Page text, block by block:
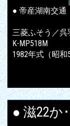
● 帝産湖南交通
三菱ふそう／呉
K-MP518M
1982年式（昭和
● 滋22か